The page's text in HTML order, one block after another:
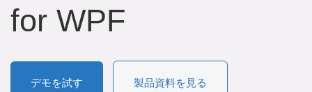
for WPF
デモを試す 製品資料を見る